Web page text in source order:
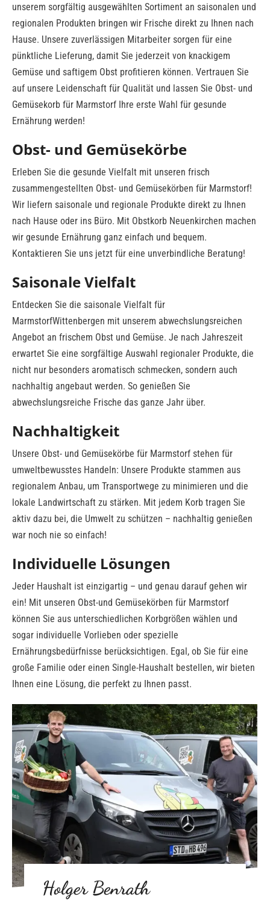
unserem sorgfältig ausgewählten Sortiment an saisonalen und
regionalen Produkten bringen wir Frische direkt zu Ihnen nach
Hause. Unsere zuverlässigen Mitarbeiter sorgen für eine
pünktliche Lieferung, damit Sie jederzeit von knackigem
Gemüse und saftigem Obst profitieren können. Vertrauen Sie
auf unsere Leidenschaft für Qualität und lassen Sie Obst- und
Gemüsekorb für Marmstorf Ihre erste Wahl für gesunde
Ernährung werden!
Obst- und Gemüsekörbe
Erleben Sie die gesunde Vielfalt mit unseren frisch
zusammengestellten Obst- und Gemüsekörben für Marmstorf!
Wir liefern saisonale und regionale Produkte direkt zu Ihnen
nach Hause oder ins Büro. Mit Obstkorb Neuenkirchen machen
wir gesunde Ernährung ganz einfach und bequem.
Kontaktieren Sie uns jetzt für eine unverbindliche Beratung!
Saisonale Vielfalt
Entdecken Sie die saisonale Vielfalt für
MarmstorfWittenbergen mit unserem abwechslungsreichen
Angebot an frischem Obst und Gemüse. Je nach Jahreszeit
erwartet Sie eine sorgfältige Auswahl regionaler Produkte, die
nicht nur besonders aromatisch schmecken, sondern auch
nachhaltig angebaut werden. So genießen Sie
abwechslungsreiche Frische das ganze Jahr über.
Nachhaltigkeit
Unsere Obst- und Gemüsekörbe für Marmstorf stehen für
umweltbewusstes Handeln: Unsere Produkte stammen aus
regionalem Anbau, um Transportwege zu minimieren und die
lokale Landwirtschaft zu stärken. Mit jedem Korb tragen Sie
aktiv dazu bei, die Umwelt zu schützen – nachhaltig genießen
war noch nie so einfach!
Individuelle Lösungen
Jeder Haushalt ist einzigartig – und genau darauf gehen wir
ein! Mit unseren Obst-und Gemüsekörben für Marmstorf
können Sie aus unterschiedlichen Korbgrößen wählen und
sogar individuelle Vorlieben oder spezielle
Ernährungsbedürfnisse berücksichtigen. Egal, ob Sie für eine
große Familie oder einen Single-Haushalt bestellen, wir bieten
Ihnen eine Lösung, die perfekt zu Ihnen passt.
Holger Benrath